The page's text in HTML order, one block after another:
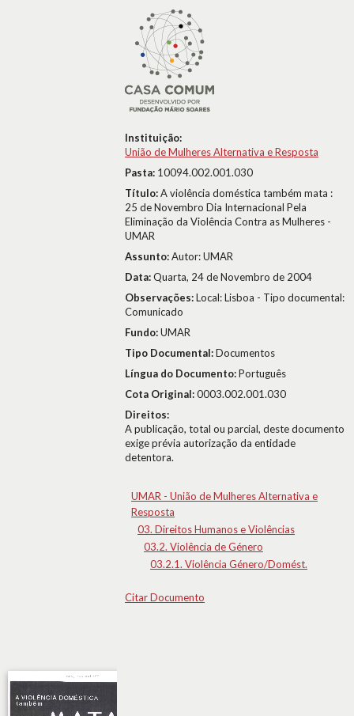
Instituição:
União de Mulheres Alternativa e Resposta
Pasta: 10094.002.001.030
Título:A violência doméstica também mata :
25 de Novembro Dia Internacional Pela
Eliminação da Violência Contra as Mulheres -
UMAR
Assunto:Autor: UMAR
Data:Quarta, 24 de Novembro de 2004
Observações:Local: Lisboa - Tipo documental:
Comunicado
Fundo:UMAR
Tipo Documental:Documentos
Língua do Documento:Português
Cota Original:0003.002.001.030
Direitos:
A publicação, total ou parcial, deste documento
exige prévia autorização da entidade
detentora.
UMAR - União de Mulheres Alternativa e
Resposta
03. Direitos Humanos e Violências
03.2. Violência de Género
03.2.1. Violência Género/Domést.
Citar Documento